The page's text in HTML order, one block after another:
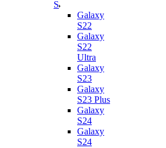
S
Galaxy
S22
Galaxy
S22
Ultra
Galaxy
S23
Galaxy
S23 Plus
Galaxy
S24
Galaxy
S24